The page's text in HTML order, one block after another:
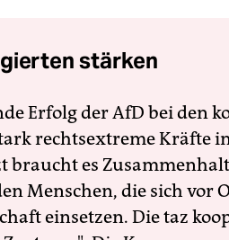
stärken
Erfolg der AfD bei den
rechtsextreme Kräfte
braucht es
Menschen, die sich vor
einsetzen. Die taz